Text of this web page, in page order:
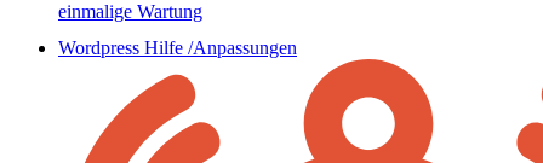
einmalige Wartung
Wordpress Hilfe /Anpassungen